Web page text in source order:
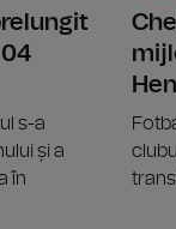
s-a
și a
în